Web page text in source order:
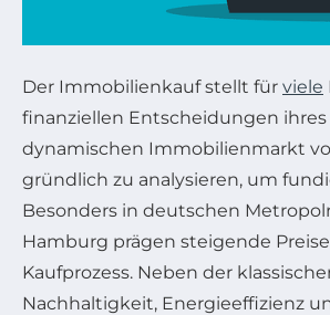
Der Immobilienkauf stellt für viele
finanziellen Entscheidungen
dynamischen Immobilienmarkt
gründlich zu analysieren, um
Besonders in deutschen
Hamburg prägen steigende
Kaufprozess. Neben der
Nachhaltigkeit, Energieeffizienz